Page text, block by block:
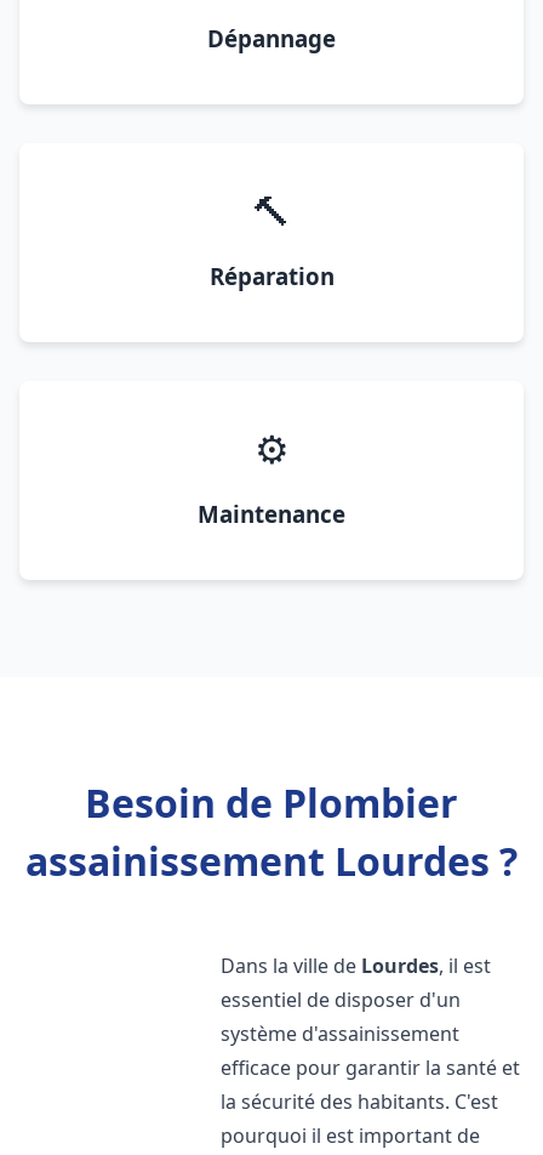
Dépannage
🔨
Réparation
⚙️
Maintenance
Besoin de Plombier
assainissement Lourdes ?
Dans la ville de Lourdes, il est
essentiel de disposer d'un
système d'assainissement
efficace pour garantir la santé et
la sécurité des habitants. C'est
pourquoi il est important de